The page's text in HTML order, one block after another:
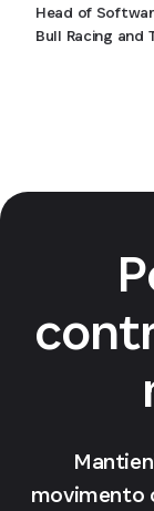
Head of
Bull Racing and
movimento